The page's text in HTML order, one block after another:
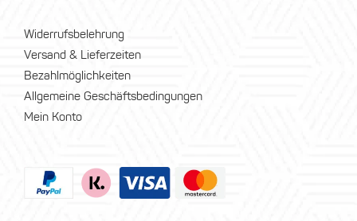
Widerrufsbelehrung
Versand & Lieferzeiten
Bezahlmöglichkeiten
Allgemeine Geschäftsbedingungen
Mein Konto